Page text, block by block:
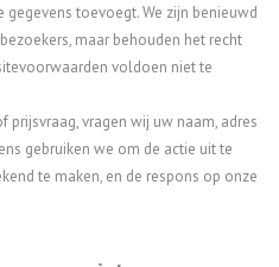
toevoegt. We zijn benieuwd
maar behouden het recht
voldoen niet te
prijsvraag, vragen wij uw naam, adres
gebruiken we om de actie uit te
te maken, en de respons op onze